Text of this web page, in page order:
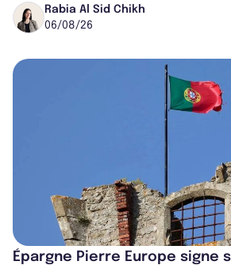
ancien directeur des
Rabia Al Sid Chikh
06/08/26
Épargne Pierre Europe signe